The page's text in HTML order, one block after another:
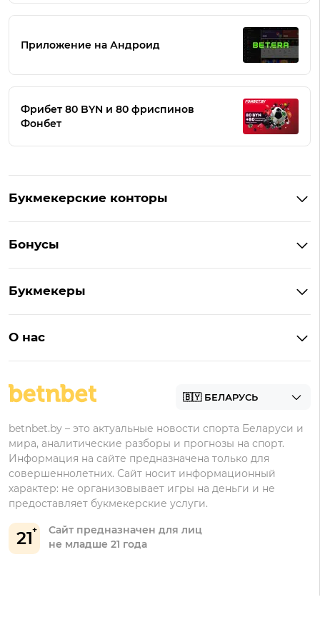
Приложение на Андроид
Фрибет 80 BYN и 80 фриспинов
Фонбет
Букмекерские конторы
Букмекеры на Андроид
БК для ставок на киберспорт
Бонусы
Бонус на депозит
Бонусы Бетера
Бонусы Винлайн
Букмекеры
Марафонбет
О нас
21
Сайт предназначен для лиц
не младше 21 года
betnbet.by – это актуальные новости спорта Беларуси и
мира, аналитические разборы и прогнозы на спорт.
Информация на сайте предназначена только для
совершеннолетних. Сайт носит информационный
характер: не организовывает игры на деньги и не
предоставляет букмекерские услуги.